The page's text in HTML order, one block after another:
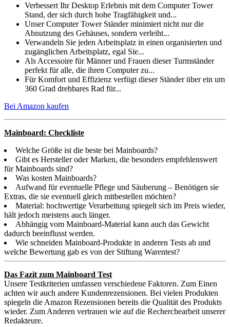
Verbessert Ihr Desktop Erlebnis mit dem Computer Tower
Stand, der sich durch hohe Tragfähigkeit und...
Unser Computer Tower Ständer minimiert nicht nur die
Abnutzung des Gehäuses, sondern verleiht...
Verwandeln Sie jeden Arbeitsplatz in einen organisierten und
zugänglichen Arbeitsplatz, egal Sie...
Als Accessoire für Männer und Frauen dieser Turmständer
perfekt für alle, die ihren Computer zu...
Für Komfort und Effizienz verfügt dieser Ständer über ein um
360 Grad drehbares Rad für...
Bei Amazon kaufen
Mainboard: Checkliste
Welche Größe ist die beste bei Mainboards?
Gibt es Hersteller oder Marken, die besonders empfehlenswert
für Mainboards sind?
Was kosten Mainboards?
Aufwand für eventuelle Pflege und Säuberung – Benötigen sie
Extras, die sie eventuell gleich mitbestellen möchten?
Material: hochwertige Verarbeitung spiegelt sich im Preis wieder,
hält jedoch meistens auch länger.
Abhängig vom Mainboard-Material kann auch das Gewicht
dadurch beeinflusst werden.
Wie schneiden Mainboard-Produkte in anderen Tests ab und
welche Bewertung gab es von der Stiftung Warentest?
Das Fazit zum Mainboard Test
Unsere Testkriterien umfassen verschiedene Faktoren. Zum Einen
achten wir auch andere Kundenrezensionen. Bei vielen Produkten
spiegeln die Amazon Rezensionen bereits die Qualität des Produkts
wieder. Zum Anderen vertrauen wie auf die Recherchearbeit unserer
Redakteure.